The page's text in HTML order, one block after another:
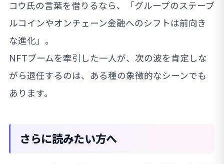
コウ氏の言葉を借りるなら、「グループのステーブ
ルコインやオンチェーン金融へのシフトは前向き
な進化」。
NFTブームを牽引した一人が、次の波を肯定しな
がら退任するのは、ある種の象徴的なシーンでも
あります。
さらに読みたい方へ